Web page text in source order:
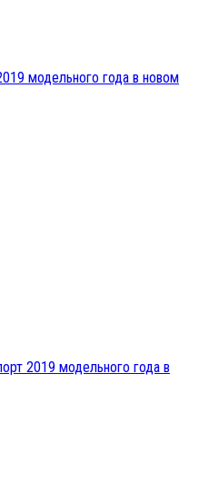
модельного года в новом
2019 модельного года в